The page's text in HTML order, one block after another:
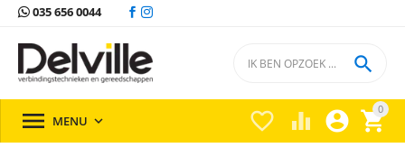
035 656 0044
0


 

 MENU 